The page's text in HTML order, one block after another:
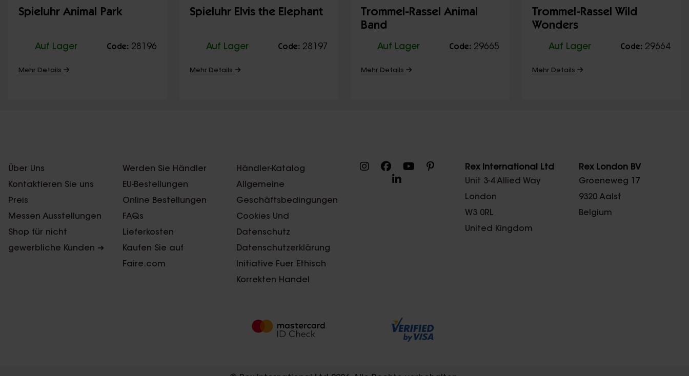
Spieluhr Animal Park
Auf Lager Code: 28196
Mehr Details
Spieluhr Elvis the Elephant
Auf Lager Code: 28197
Mehr Details
Trommel-Rassel Animal
Band
Auf Lager Code: 29665
Mehr Details
Trommel-Rassel Wild
Wonders
Auf Lager Code: 29664
Mehr Details
Über Uns
Kontaktieren Sie uns
Preis
Messen Ausstellungen
Shop für nicht
gewerbliche Kunden ➜
Werden Sie Händler
EU-Bestellungen
Online Bestellungen
FAQs
Lieferkosten
Kaufen Sie auf
Faire.com
Händler-Katalog
Allgemeine
Geschäftsbedingungen
Cookies Und
Datenschutz
Datenschutzerklärung
Initiative Fuer Ethisch
Korrekten Handel
Rex International Ltd
Unit 3-4 Allied Way
London
W3 0RL
United Kingdom
Rex London BV
Groeneweg 17
9320 Aalst
Belgium